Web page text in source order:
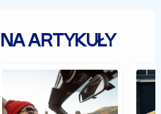
ARTYKUŁY
Samochód
cabrio
czyli